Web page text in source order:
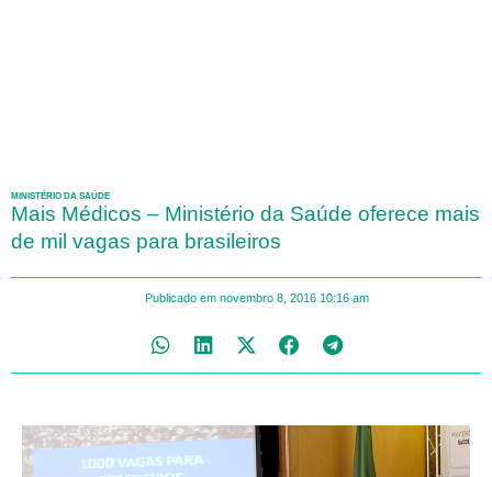
MINISTÉRIO DA SAÚDE
Mais Médicos – Ministério da Saúde oferece mais
de mil vagas para brasileiros
Publicado em novembro 8, 2016 10:16 am